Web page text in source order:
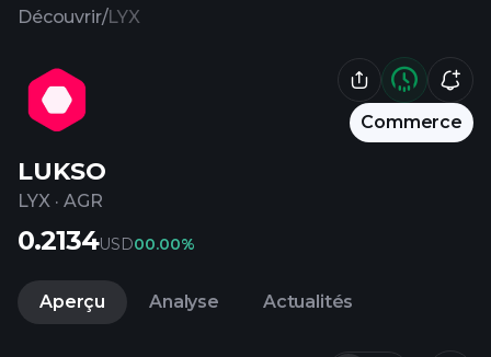
Découvrir/LYX
Commerce
LUKSO
LYX · AGR
0.2134USD00.00%
Aperçu Analyse Actualités